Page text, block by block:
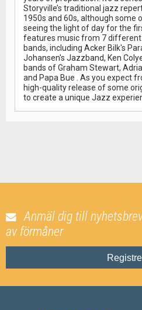
Storyville’s traditional jazz
1950s and 60s, although some
seeing the light of day for the
features music from 7 different
bands, including Acker Bilk's
Johansen's Jazzband, Ken
bands of Graham Stewart,
and Papa Bue . As you expect
high-quality release of some
to create a unique Jazz
Anmäl dig till
av förmåner